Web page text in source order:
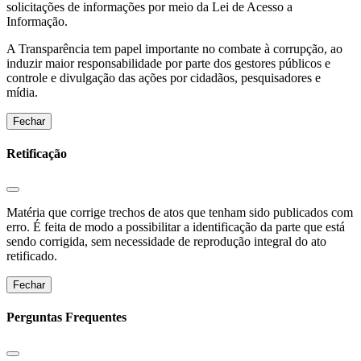
solicitações de informações por meio da Lei de Acesso a
Informação.
A Transparência tem papel importante no combate à corrupção, ao
induzir maior responsabilidade por parte dos gestores públicos e
controle e divulgação das ações por cidadãos, pesquisadores e
mídia.
Fechar
Retificação
Matéria que corrige trechos de atos que tenham sido publicados com
erro. É feita de modo a possibilitar a identificação da parte que está
sendo corrigida, sem necessidade de reprodução integral do ato
retificado.
Fechar
Perguntas Frequentes